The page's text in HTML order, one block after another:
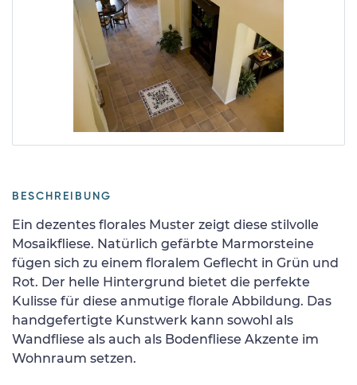
BESCHREIBUNG
Ein dezentes florales Muster zeigt diese stilvolle
Mosaikfliese. Natürlich gefärbte Marmorsteine
fügen sich zu einem floralem Geflecht in Grün und
Rot. Der helle Hintergrund bietet die perfekte
Kulisse für diese anmutige florale Abbildung. Das
handgefertigte Kunstwerk kann sowohl als
Wandfliese als auch als Bodenfliese Akzente im
Wohnraum setzen.